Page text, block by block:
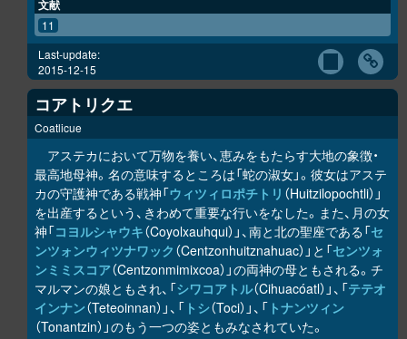
文献
11
Last-update:
2015-12-15
コアトリクエ
Coatlicue
アステカにおいて万物を養い、恵みをもたらす大地の象徴・
最高地母神。名の意味するところは「蛇の淑女」。彼女はアステ
カの守護神である戦神「ウィツィロポチトリ （Huitzilopochtli）」
を出産するという、きわめて重要な行いをなした。また、月の女
神「コヨルシャウキ（Coyolxauhqui）」、南と北の聖座である「セ
ンツォンウィツナワック （Centzonhuitznahuac）」と「センツォ
ンミミスコア（Centzonmimixcoa）」の両神の母ともされる。チ
マルマンの娘ともされ、「シワコアトル（Cihuacóatl）」、「テテオ
インナン（Teteoinnan）」、「 トシ（Toci）」、「 トナンツィン
（Tonantzin）」のもう一つの姿ともみなされていた。